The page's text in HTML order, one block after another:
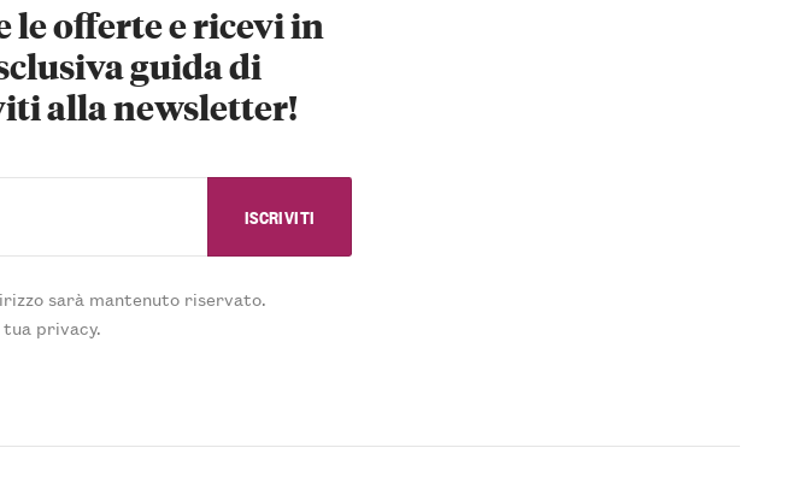
offerte e ricevi in
guida di
alla newsletter!
sarà mantenuto riservato.
privacy.